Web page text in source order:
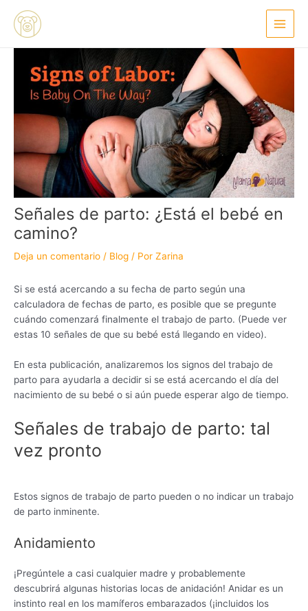
contenido
Main
Menu
Señales de parto: ¿Está el bebé en
camino?
Deja un comentario / Blog / Por Zarina
Si se está acercando a su fecha de parto según una
calculadora de fechas de parto, es posible que se pregunte
cuándo comenzará finalmente el trabajo de parto. (Puede ver
estas 10 señales de que su bebé está llegando en video).
En esta publicación, analizaremos los signos del trabajo de
parto para ayudarla a decidir si se está acercando el día del
nacimiento de su bebé o si aún puede esperar algo de tiempo.
Señales de trabajo de parto: tal
vez pronto
Estos signos de trabajo de parto pueden o no indicar un trabajo
de parto inminente.
Anidamiento
¡Pregúntele a casi cualquier madre y probablemente
descubrirá algunas historias locas de anidación! Anidar es un
instinto real en los mamíferos embarazados (¡incluidos los
de
entradas